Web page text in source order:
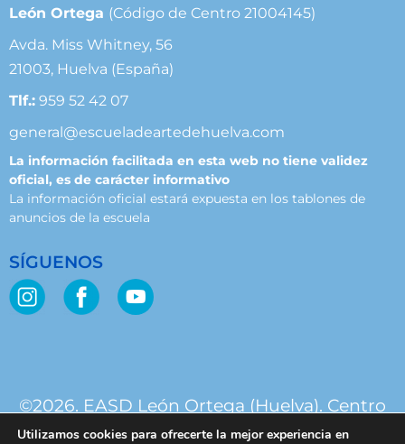
León Ortega (Código de Centro 21004145)
Avda. Miss Whitney, 56
21003, Huelva (España)
Tlf.: 959 52 42 07
general@escueladeartedehuelva.com
La información facilitada en esta web no tiene validez
oficial, es de carácter informativo
La información oficial estará expuesta en los tablones de
anuncios de la escuela
SÍGUENOS
©2026. EASD León Ortega (Huelva). Centro
público. Junta de Andalucía.
Utilizamos cookies para ofrecerte la mejor experiencia en